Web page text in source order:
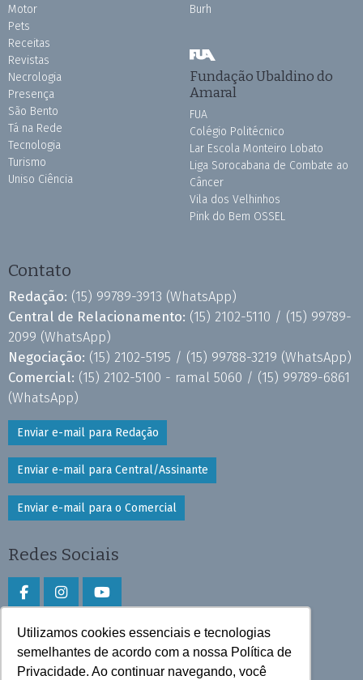
Utilizamos cookies essenciais e tecnologias
semelhantes de acordo com a nossa Política de
Privacidade. Ao continuar navegando, você
Motor
Pets
Receitas
Revistas
Necrologia
Presença
São Bento
Tá na Rede
Tecnologia
Turismo
Uniso Ciência
Burh
Fundação Ubaldino do
Amaral
FUA
Colégio Politécnico
Lar Escola Monteiro Lobato
Liga Sorocabana de Combate ao
Câncer
Vila dos Velhinhos
Pink do Bem OSSEL
Contato
Redação: (15) 99789-3913 (WhatsApp)
Central de Relacionamento: (15) 2102-5110 / (15) 99789-
2099 (WhatsApp)
Negociação: (15) 2102-5195 / (15) 99788-3219 (WhatsApp)
Comercial: (15) 2102-5100 - ramal 5060 / (15) 99789-6861
(WhatsApp)
Enviar e-mail para Redação
Enviar e-mail para Central/Assinante
Enviar e-mail para o Comercial
Redes Sociais
Faça download do aplicativo
Play Store e App Store